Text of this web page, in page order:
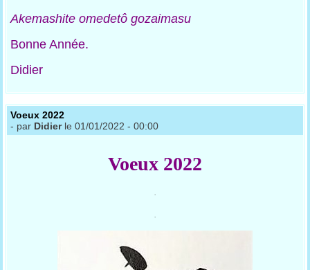
Akemashite omedetô gozaimasu
Bonne Année.
Didier
Voeux 2022
- par Didierle 01/01/2022 - 00:00
Voeux 2022